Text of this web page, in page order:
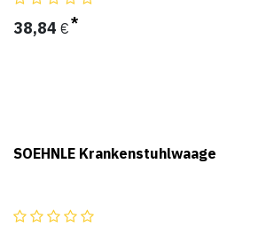
38,84 €
SOEHNLE Krankenstuhlwaage
Ergonomisch geformter Sitz, einfach zu reinigen